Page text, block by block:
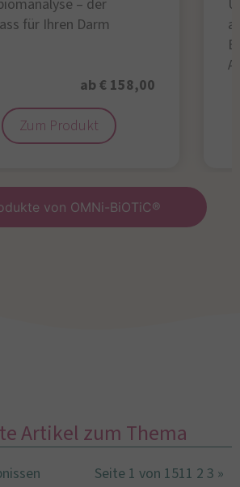
– der
für Ihren Darm
ab € 158,00
Zum Produkt
von OMNi-BiOTiC®
Artikel zum Thema
Seite 1 von 1511 2 3 »